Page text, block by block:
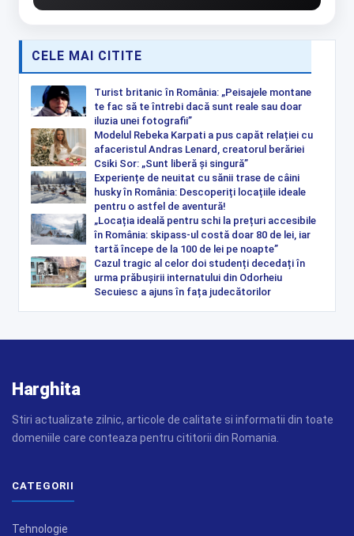
CELE MAI CITITE
Turist britanic în România: „Peisajele montane
te fac să te întrebi dacă sunt reale sau doar
iluzia unei fotografii”
Modelul Rebeka Karpati a pus capăt relației cu
afaceristul Andras Lenard, creatorul berăriei
Csiki Sor: „Sunt liberă și singură”
Experiențe de neuitat cu sănii trase de câini
husky în România: Descoperiți locațiile ideale
pentru o astfel de aventură!
„Locația ideală pentru schi la prețuri accesibile
în România: skipass-ul costă doar 80 de lei, iar
tartă începe de la 100 de lei pe noapte”
Cazul tragic al celor doi studenți decedați în
urma prăbușirii internatului din Odorheiu
Secuiesc a ajuns în fața judecătorilor
Harghita
Stiri actualizate zilnic, articole de calitate si informatii din toate
domeniile care conteaza pentru cititorii din Romania.
CATEGORII
Tehnologie